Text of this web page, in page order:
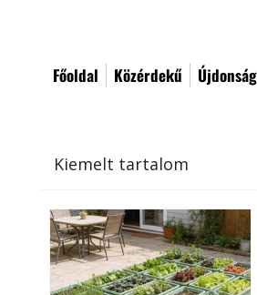
Főoldal Közérdekű
Kiemelt tartalom